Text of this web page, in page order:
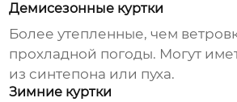
Демисезонные куртки
Более утепленные, чем
прохладной погоды. Могут
из синтепона или пуха.
Зимние куртки